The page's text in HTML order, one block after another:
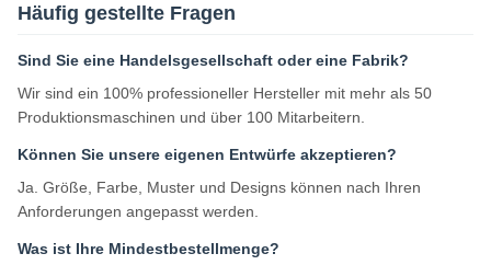
Häufig gestellte Fragen
Sind Sie eine Handelsgesellschaft oder eine Fabrik?
Wir sind ein 100% professioneller Hersteller mit mehr als 50
Produktionsmaschinen und über 100 Mitarbeitern.
Können Sie unsere eigenen Entwürfe akzeptieren?
Ja. Größe, Farbe, Muster und Designs können nach Ihren
Anforderungen angepasst werden.
Was ist Ihre Mindestbestellmenge?